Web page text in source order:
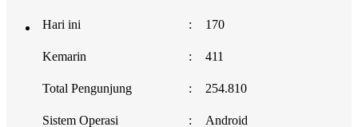
Hari ini : 170
Kemarin : 411
Total Pengunjung : 254.810
Sistem Operasi : Android